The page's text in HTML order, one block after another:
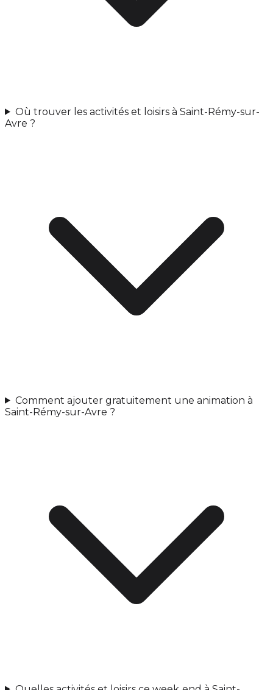
Où trouver les activités et loisirs à Saint-Rémy-sur-
Avre ?
Comment ajouter gratuitement une animation à
Saint-Rémy-sur-Avre ?